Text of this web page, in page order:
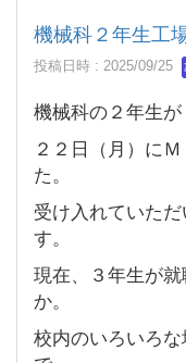
機械科２年生工
投稿日時 : 2025/09/25
機械科の２年生が
２２日（月）に
た。
受け入れていた
す。
現在、３年生が
か。
校内のいろいろ